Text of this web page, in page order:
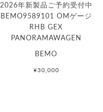
2026年新製品ご予約受付中
BEMO9589101 OMゲージ
RHB GEX
PANORAMAWAGEN
BEMO
¥30,000